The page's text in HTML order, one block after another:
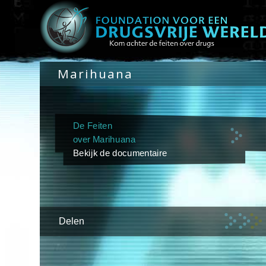
Marihuana
De Feiten
over Marihuana
Bekijk de documentaire
Delen